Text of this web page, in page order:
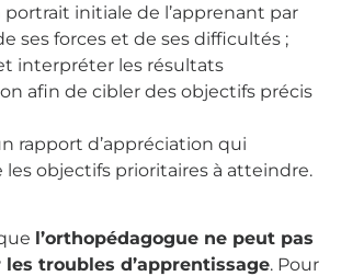
initiale de l’apprenant par
ses forces et de ses difficultés ;
interpréter les résultats
afin de cibler des objectifs précis
rapport d’appréciation qui
les objectifs prioritaires à atteindre.
l’orthopédagogue ne peut pas
troubles d’apprentissage. Pour